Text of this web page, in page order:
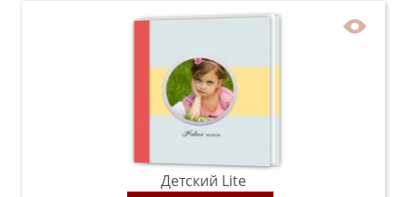
Детский Lite